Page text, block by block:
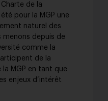
de la
pour la MGP une
naturel des
menons depuis de
comme la
de la
MGP en tant que
enjeux d’intérêt